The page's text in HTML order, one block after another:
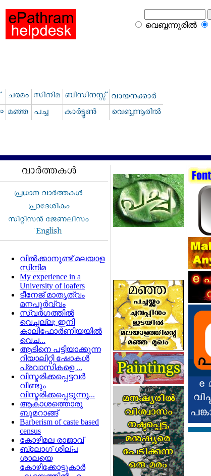
വെബ്ബന്നൂരില്‍
വില്‍ക്കാനുണ്ട് മലയാള
സിനിമ
My experience in a
University of loafers
ടീനേജ് മാതൃത്വം
മനപൂര്‍വ്വം
സ്വര്‍ഗത്തില്‍
വെച്ചല്ല; ഇനി
കാലിഫോര്‍ണിയയില്‍
വെച...
ആടിനെ പട്ടിയാക്കുന്ന
റിയാലിറ്റി ഷോകള്‍
പ്രവാസികളെ ...
വിസ്മരിക്കപ്പെട്ടവര്‍
വീണ്ടും
വിസ്മരിക്കപ്പെടുന്നു...
ആകാശത്തൊരു
ബൂമറാങ്ങ്
Barberism of caste based
census
കോഴിമല രാജാവ്
ബ്ലോഗ് ശില്പ
ശാലയെ
കോഴിക്കോട്ടുകാര്‍